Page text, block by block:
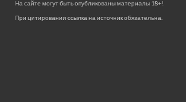
На сайте могут быть опубликованы материалы 18+!
При цитировании ссылка на источник обязательна.